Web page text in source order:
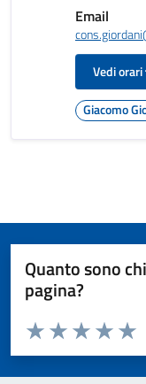
Email
Vedi orari
Giacomo
Quanto sono
pagina?
Valuta da 1 a 5 stelle la
Valuta
Valuta 3
Valuta 2 stelle
Valuta 1 stelle su 5